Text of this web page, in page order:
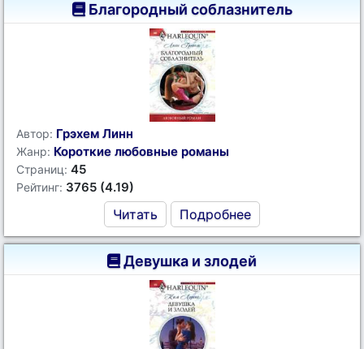
Благородный соблазнитель
Автор: Грэхем Линн
Жанр: Короткие любовные романы
Страниц: 45
Рейтинг: 3765 (4.19)
Читать Подробнее
Девушка и злодей